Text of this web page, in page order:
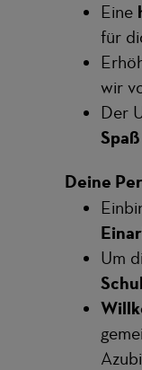
Eine
für
wir
Der
Deine
Um